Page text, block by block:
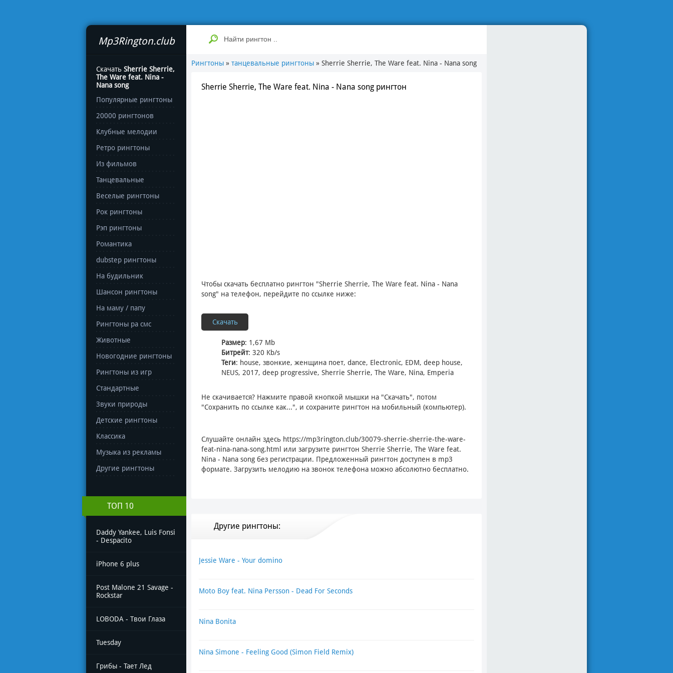
Mp3Rington.club
Скачать Sherrie Sherrie,
The Ware feat. Nina -
Nana song
Популярные рингтоны
20000 рингтонов
Клубные мелодии
Ретро рингтоны
Из фильмов
Танцевальные
Веселые рингтоны
Рок рингтоны
Рэп рингтоны
Романтика
dubstep рингтоны
На будильник
Шансон рингтоны
На маму / папу
Рингтоны ра смс
Животные
Новогодние рингтоны
Рингтоны из игр
Стандартные
Звуки природы
Детские рингтоны
Классика
Музыка из рекламы
Другие рингтоны
ТОП 10
Daddy Yankee, Luis Fonsi
- Despacito
iPhone 6 plus
Post Malone 21 Savage -
Rockstar
LOBODA - Твои Глаза
Tuesday
Грибы - Тает Лед
Рингтоны » танцевальные рингтоны » Sherrie Sherrie, The Ware feat. Nina - Nana song
Sherrie Sherrie, The Ware feat. Nina - Nana song рингтон
Чтобы скачать бесплатно рингтон "Sherrie Sherrie, The Ware feat. Nina - Nana
song" на телефон, перейдите по ссылке ниже:
Скачать
Размер: 1,67 Mb
Битрейт: 320 Kb/s
Теги: house, звонкие, женщина поет, dance, Electronic, EDM, deep house,
NEUS, 2017, deep progressive, Sherrie Sherrie, The Ware, Nina, Emperia
Не скачивается? Нажмите правой кнопкой мышки на "Скачать", потом
"Сохранить по ссылке как...", и сохраните рингтон на мобильный (компьютер).
Слушайте онлайн здесь https://mp3rington.club/30079-sherrie-sherrie-the-ware-
feat-nina-nana-song.html
или загрузите рингтон Sherrie Sherrie, The Ware feat.
Nina - Nana song без регистрации. Предложенный рингтон доступен в mp3
формате. Загрузить мелодию на звонок телефона можно абсолютно бесплатно.
Другие рингтоны:
Jessie Ware - Your domino
Moto Boy feat. Nina Persson - Dead For Seconds
Nina Bonita
Nina Simone - Feeling Good (Simon Field Remix)